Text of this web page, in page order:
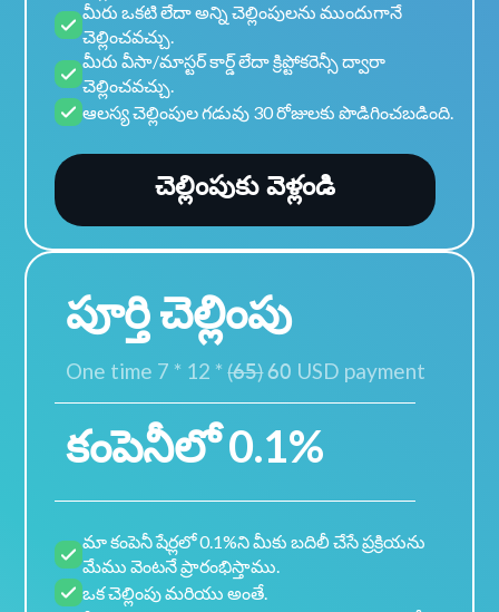
మీరు ఒకటి లేదా అన్ని చెల్లింపులను ముందుగానే
చెల్లించవచ్చు.
మీరు వీసా/మాస్టర్ కార్డ్ లేదా క్రిప్టోకరెన్సీ ద్వారా
చెల్లించవచ్చు.
ఆలస్య చెల్లింపుల గడువు 30 రోజులకు పొడిగించబడింది.
చెల్లింపుకు వెళ్లండి
పూర్తి చెల్లింపు
One time 7 * 12 *(65)60 USD payment
కంపెనీలో 0.1%
మా కంపెనీ షేర్లలో 0.1%ని మీకు బదిలీ చేసే ప్రక్రియను
మేము వెంటనే ప్రారంభిస్తాము.
ఒక చెల్లింపు మరియు అంతే.